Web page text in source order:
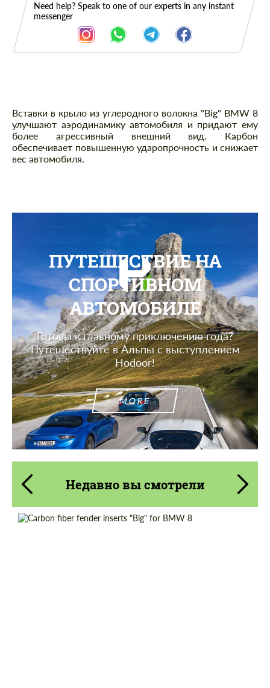
Need help? Speak to one of our experts in any instant
messenger
Описание
Вставки в крыло из углеродного волокна "Big" BMW 8
улучшают аэродинамику автомобиля и придают ему
более агрессивный внешний вид. Карбон
обеспечивает повышенную ударопрочность и снижает
вес автомобиля.
ПУТЕШЕСТВИЕ НА
СПОРТИВНОМ
АВТОМОБИЛЕ
Готовы к главному приключению года?
Путешествуйте в Альпы с выступлением
Hodoor!
MORE
Недавно вы смотрели